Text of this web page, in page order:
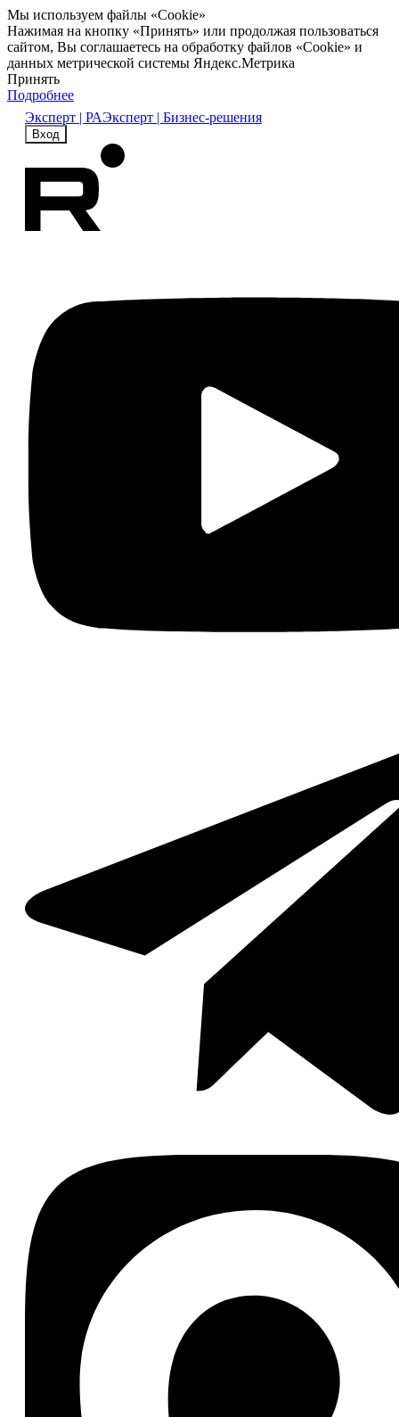
Мы используем файлы «Cookie»
Нажимая на кнопку «Принять» или продолжая пользоваться
сайтом, Вы соглашаетесь на обработку файлов «Cookie» и
данных метрической системы Яндекс.Метрика
Принять
Подробнее
Эксперт | РАЭксперт | Бизнес-решения
Вход